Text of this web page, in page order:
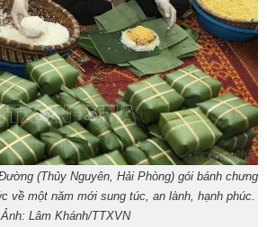
(Thủy Nguyên, Hải Phòng) gói bánh chưng
về một năm mới sung túc, an lành, hạnh phúc.
Ảnh: Lâm Khánh/TTXVN